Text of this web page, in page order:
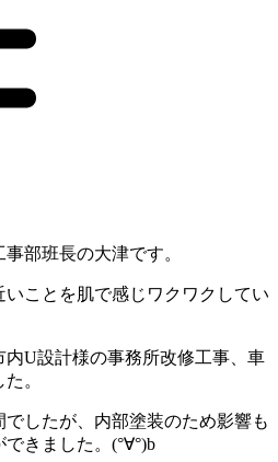
部班長の大津です。
ことを肌で感じワクワクしてい
内U設計様の事務所改修工事、車
。
したが、内部塗装のため影響も
きました。(°∀°)b